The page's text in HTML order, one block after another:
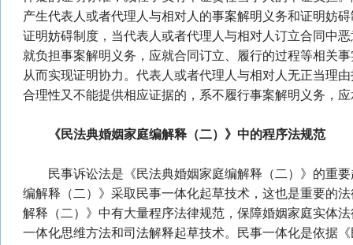
产生代表人或者代理人与相对人的事案解明义务和证明妨
证明妨碍制度，当代表人或者代理人与相对人订立合同中
就负担事案解明义务，应就合同订立、履行的过程等相关
从而实现证明协力。代表人或者代理人与相对人无正当理
合理性又不能提供相应证据的，系不履行事案解明义务，
《民法典婚姻家庭编解释（二）》中的程序法规范
民事诉讼法是《民法典婚姻家庭编解释（二）》的重要
编解释（二）》采取民事一体化起草技术，这也是重要的
解释（二）》中有大量程序法律规范，保障婚姻家庭实体
一体化思维方法和司法解释起草技术。民事一体化是依据